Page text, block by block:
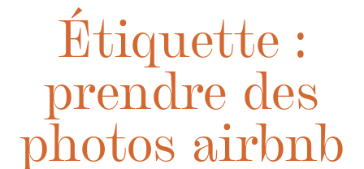
Étiquette :
prendre des
photos airbnb